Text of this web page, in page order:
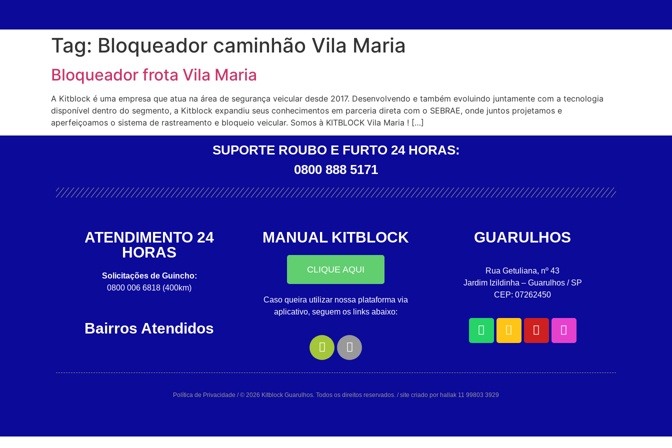
Tag: Bloqueador caminhão Vila Maria
Bloqueador frota Vila Maria
A Kitblock é uma empresa que atua na área de segurança veicular desde 2017. Desenvolvendo e também evoluindo juntamente com a tecnologia
disponível dentro do segmento, a Kitblock expandiu seus conhecimentos em parceria direta com o SEBRAE, onde juntos projetamos e
aperfeiçoamos o sistema de rastreamento e bloqueio veicular. Somos à KITBLOCK Vila Maria ! […]
SUPORTE ROUBO E FURTO 24 HORAS:
0800 888 5171
ATENDIMENTO 24
HORAS
Solicitações de Guincho:
0800 006 6818 (400km)
Bairros Atendidos
MANUAL KITBLOCK
CLIQUE AQUI
Caso queira utilizar nossa plataforma via
aplicativo, seguem os links abaixo:
GUARULHOS
Rua Getuliana, nº 43
Jardim Izildinha – Guarulhos / SP
CEP: 07262450
Política de Privacidade / © 2026 Kitblock Guarulhos. Todos os direitos reservados. / site criado por hallak 11 99803 3929